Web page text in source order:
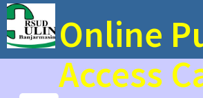
Online
Access